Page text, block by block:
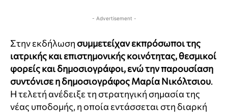
- Advertisement -
Στην εκδήλωση συμμετείχαν εκπρόσωποι της
ιατρικής και επιστημονικής κοινότητας, θεσμικοί
φορείς και δημοσιογράφοι, ενώ την παρουσίαση
συντόνισε η δημοσιογράφος Μαρία Νικόλτσιου.
Η τελετή ανέδειξε τη στρατηγική σημασία της
νέας υποδομής, η οποία εντάσσεται στη διαρκή